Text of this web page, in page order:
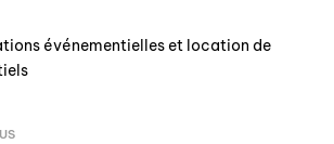
événementielles et location de